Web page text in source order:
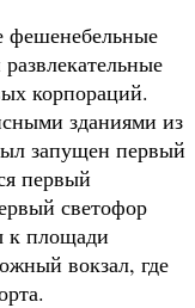
фешенебельные
корпораций.
зданиями из
запущен первый
первый
светофор
к площади
вокзал, где